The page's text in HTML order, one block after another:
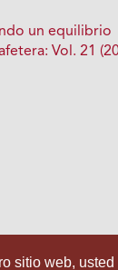
un equilibrio
Vol. 21
sitio web,